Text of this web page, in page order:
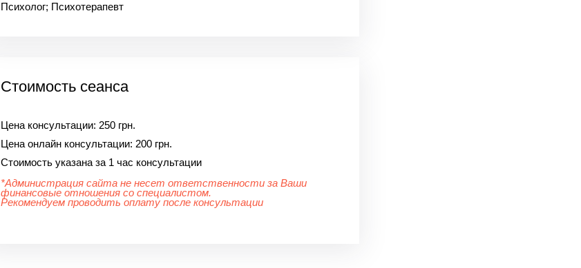
Психолог; Психотерапевт
Стоимость сеанса
Цена консультации: 250 грн.
Цена онлайн консультации: 200 грн.
Стоимость указана за 1 час консультации
*Администрация сайта не несет ответственности за Ваши
финансовые отношения со специалистом.
Рекомендуем проводить оплату после консультации